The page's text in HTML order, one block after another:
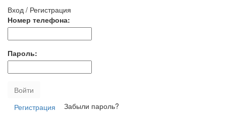
Вход / Регистрация
Номер телефона:
Пароль:
Войти
Регистрация
Забыли пароль?